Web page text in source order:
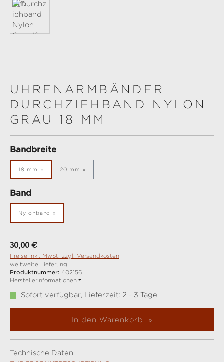
UHRENARMBÄNDER
DURCHZIEHBAND NYLON
GRAU 18 MM
Bandbreiteauswählen
18 mm 20 mm
Bandauswählen
Nylonband
Regulärer Preis:
30,00 €
Preise inkl. MwSt. zzgl. Versandkosten
weltweite Lieferung
Produktnummer: 402156
Herstellerinformationen
Sofort verfügbar, Lieferzeit: 2 - 3 Tage
In den Warenkorb
Technische Daten